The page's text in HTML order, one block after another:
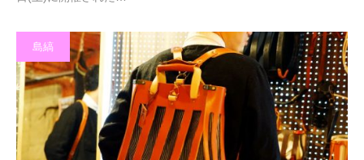
島縞